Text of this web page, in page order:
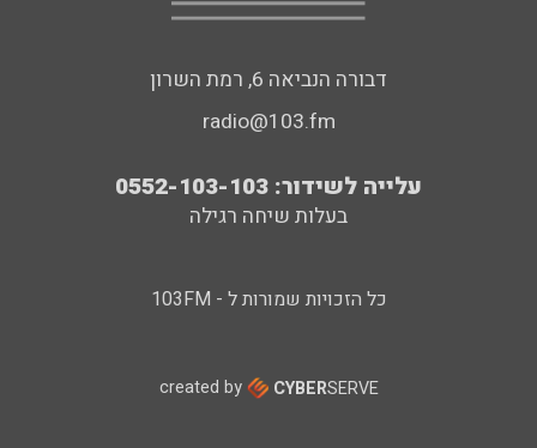
דבורה הנביאה 6, רמת השרון
radio@103.fm
עלייה לשידור: 0552-103-103
בעלות שיחה רגילה
כל הזכויות שמורות ל - 103FM
created by CYBERSERVE